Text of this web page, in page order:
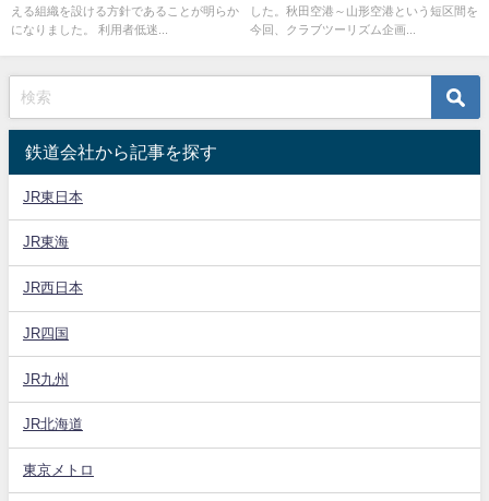
える組織を設ける方針であることが明らか
になりました。 利用者低迷...
した。秋田空港～山形空港という短区間を
今回、クラブツーリズム企画...
鉄道会社から記事を探す
JR東日本
JR東海
JR西日本
JR四国
JR九州
JR北海道
東京メトロ